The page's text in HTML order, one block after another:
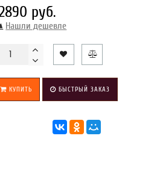
руб.
Нашли дешевле
КУПИТЬ БЫСТРЫЙ ЗАКАЗ